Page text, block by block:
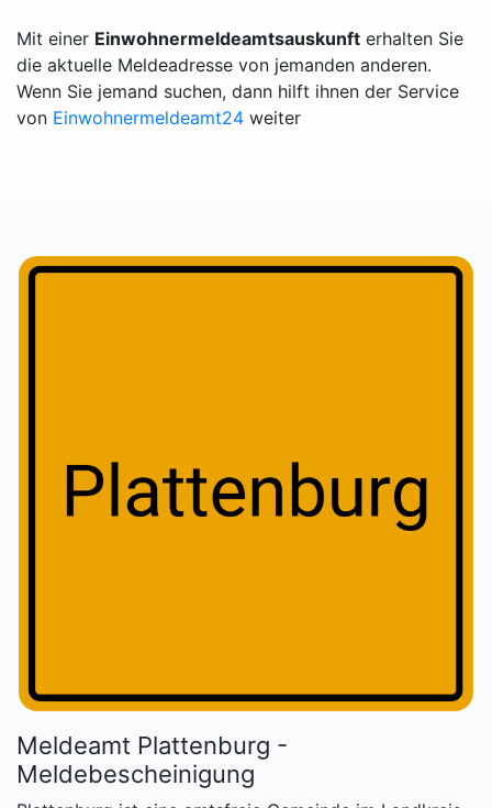
Mit einer Einwohnermeldeamtsauskunft erhalten Sie
die aktuelle Meldeadresse von jemanden anderen.
Wenn Sie jemand suchen, dann hilft ihnen der Service
von Einwohnermeldeamt24 weiter
Meldeamt Plattenburg -
Meldebescheinigung